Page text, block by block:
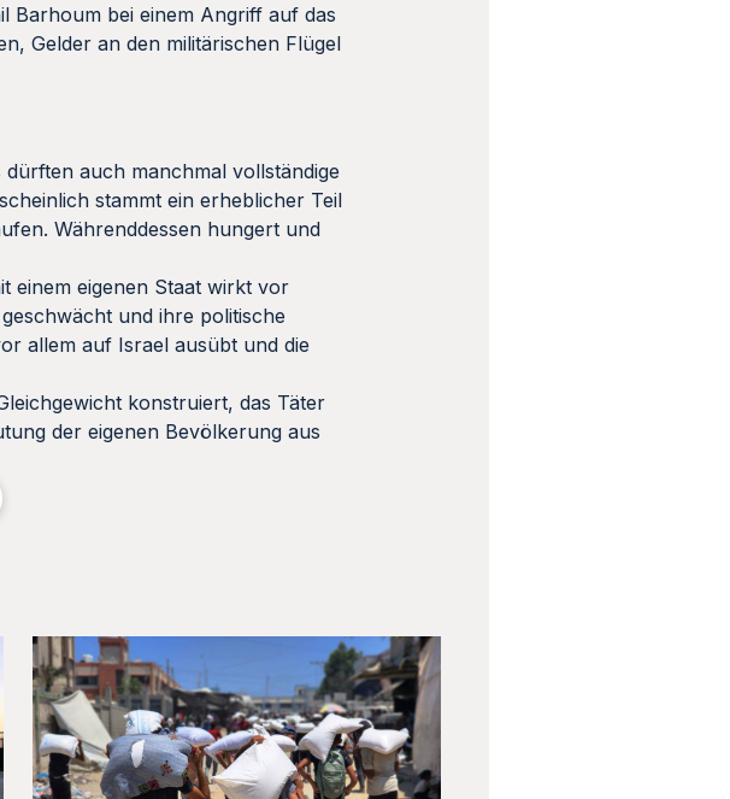
Barhoum bei einem Angriff auf das
Gelder an den militärischen Flügel
auch manchmal vollständige
stammt ein erheblicher Teil
Währenddessen hungert und
einem eigenen Staat wirkt vor
und ihre politische
allem auf Israel ausübt und die
konstruiert, das Täter
der eigenen Bevölkerung aus